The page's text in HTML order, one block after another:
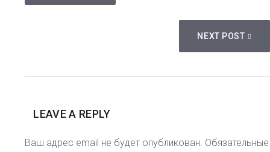
NEXT POST
LEAVE A REPLY
Ваш адрес email не будет опубликован. Обязательные